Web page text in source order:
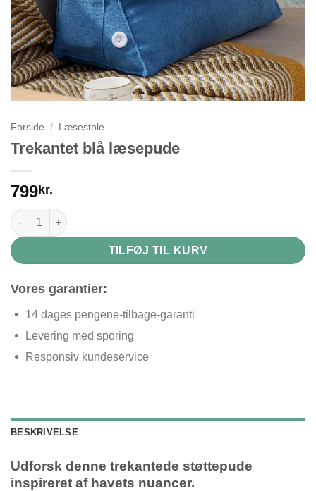
Forside / Læsestole
Trekantet blå læsepude
799kr.
Trekantet blå læsepude antal
TILFØJ TIL KURV
Vores garantier:
14 dages pengene-tilbage-garanti
Levering med sporing
Responsiv kundeservice
BESKRIVELSE
Udforsk denne trekantede støttepude
inspireret af havets nuancer.